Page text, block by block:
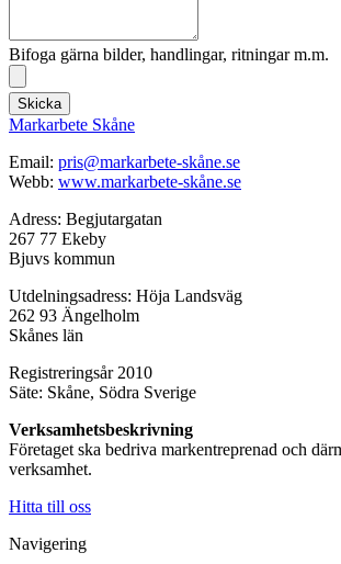
Bifoga gärna bilder, handlingar, ritningar m.m.
Skicka
Markarbete Skåne
Email: pris@markarbete-skåne.se
Webb: www.markarbete-skåne.se
Adress: Begjutargatan
267 77 Ekeby
Bjuvs kommun
Utdelningsadress: Höja Landsväg
262 93 Ängelholm
Skånes län
Registreringsår 2010
Säte: Skåne, Södra Sverige
Verksamhetsbeskrivning
Företaget ska bedriva markentreprenad och
verksamhet.
Hitta till oss
Navigering